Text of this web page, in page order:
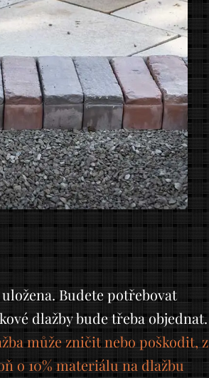
Budete potřebovat
dlažby bude třeba objednat.
může zničit nebo poškodit, z
o 10% materiálu na dlažbu